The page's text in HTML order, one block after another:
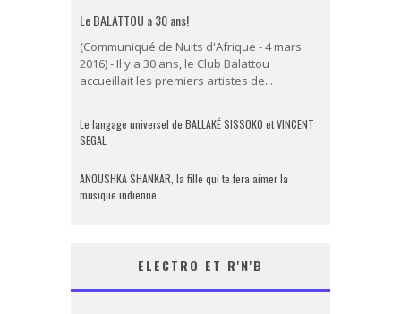
Le BALATTOU a 30 ans!
(Communiqué de Nuits d'Afrique - 4 mars
2016) - Il y a 30 ans, le Club Balattou
accueillait les premiers artistes de...
Le langage universel de BALLAKÉ SISSOKO et VINCENT
SEGAL
ANOUSHKA SHANKAR, la fille qui te fera aimer la
musique indienne
ELECTRO ET R'N'B